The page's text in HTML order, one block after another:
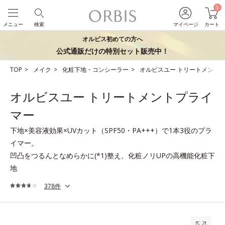
マイページ
0
カート
検索
メニュー
オルビス初めての方へ
公式通販だけの特別セット販売中！
TOP メイク 化粧下地・コンシーラー オルビスユー トリートメント
オルビスユー トリートメントプライ
マー
下地×美容液効果×UVカット（SPF50・PA+++）で1本3役のプラ
イマー。
凹凸をつるんとなめらかに(*1)整え、化粧ノリUPの高機能化粧下
地
378件